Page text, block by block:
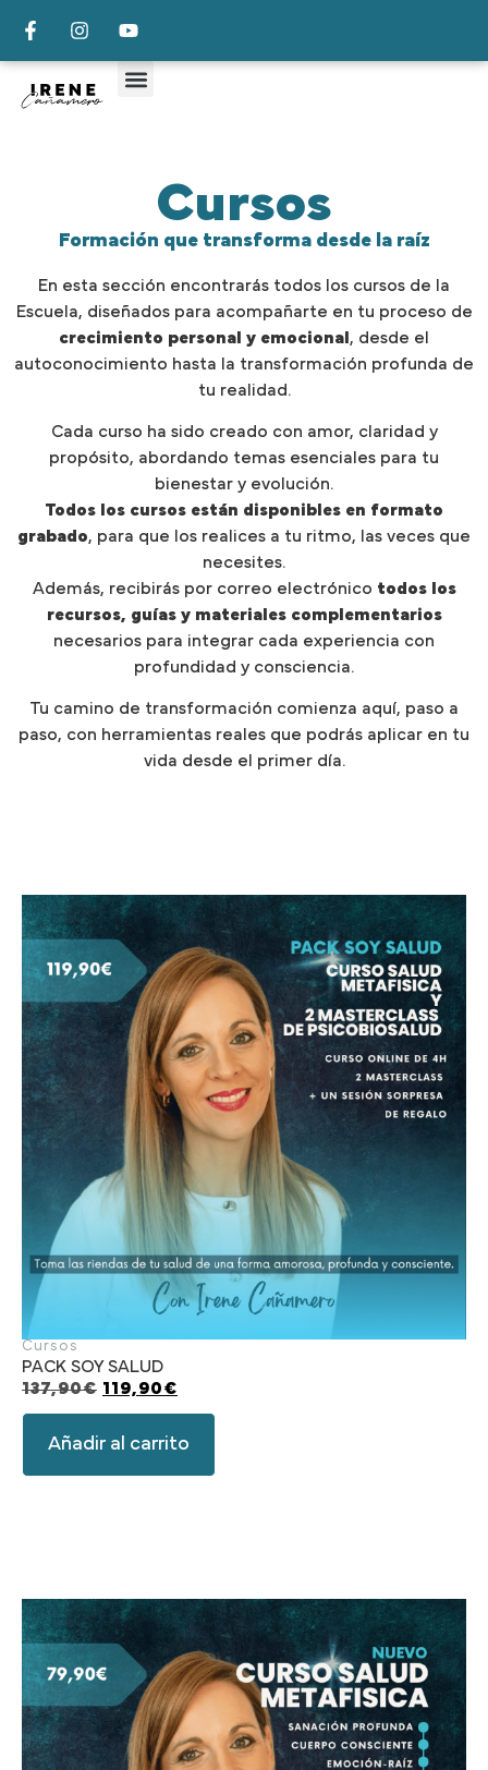
Cursos
Formación que transforma desde la raíz
En esta sección encontrarás todos los cursos de la
Escuela, diseñados para acompañarte en tu proceso de
crecimiento personal y emocional, desde el
autoconocimiento hasta la transformación profunda de
tu realidad.
Cada curso ha sido creado con amor, claridad y
propósito, abordando temas esenciales para tu
bienestar y evolución.
Todos los cursos están disponibles en formato
grabado, para que los realices a tu ritmo, las veces que
necesites.
Además, recibirás por correo electrónico todos los
recursos, guías y materiales complementarios
necesarios para integrar cada experiencia con
profundidad y consciencia.
Tu camino de transformación comienza aquí, paso a
paso, con herramientas reales que podrás aplicar en tu
vida desde el primer día.
Cursos
PACK SOY SALUD
137,90€ 119,90€
Añadir al carrito